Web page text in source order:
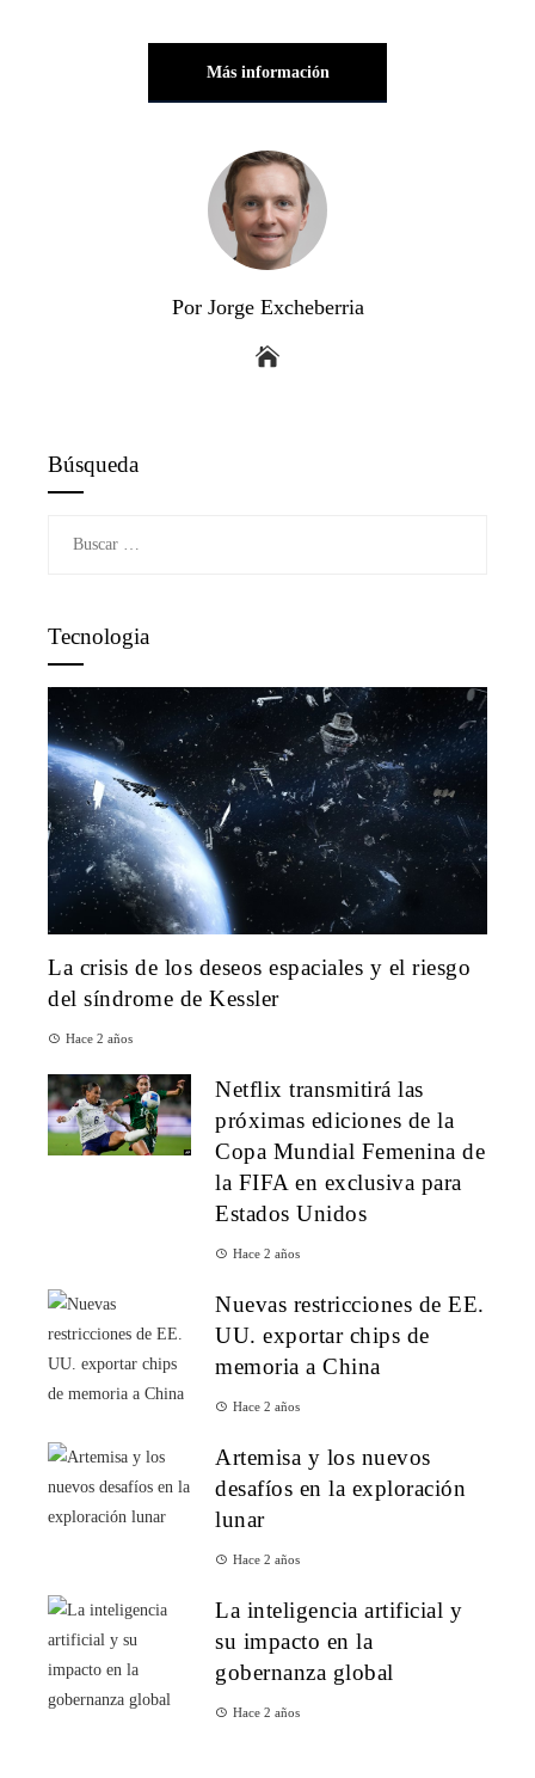
Más información
Por Jorge Excheberria
Búsqueda
Tecnologia
La crisis de los deseos espaciales y el riesgo
del síndrome de Kessler
Hace 2 años
Netflix transmitirá las
próximas ediciones de la
Copa Mundial Femenina de
la FIFA en exclusiva para
Estados Unidos
Hace 2 años
Nuevas restricciones de EE.
UU. exportar chips de
memoria a China
Hace 2 años
Artemisa y los nuevos
desafíos en la exploración
lunar
Hace 2 años
La inteligencia artificial y
su impacto en la
gobernanza global
Hace 2 años